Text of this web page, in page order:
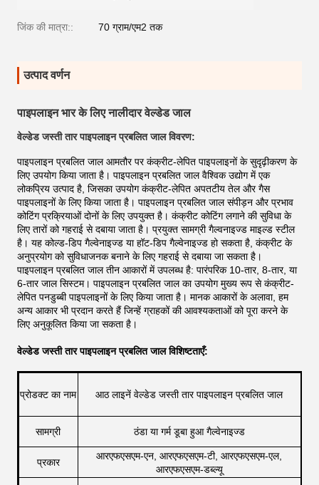
जिंक की मात्रा:: 70 ग्राम/एम2 तक
उत्पाद वर्णन
पाइपलाइन भार के लिए नालीदार वेल्डेड जाल
वेल्डेड जस्ती तार पाइपलाइन प्रबलित जाल विवरण:
पाइपलाइन प्रबलित जाल आमतौर पर कंक्रीट-लेपित पाइपलाइनों के सुदृढ़ीकरण के
लिए उपयोग किया जाता है। पाइपलाइन प्रबलित जाल वैश्विक उद्योग में एक
लोकप्रिय उत्पाद है, जिसका उपयोग कंक्रीट-लेपित अपतटीय तेल और गैस
पाइपलाइनों के लिए किया जाता है। पाइपलाइन प्रबलित जाल संपीड़न और प्रभाव
कोटिंग प्रक्रियाओं दोनों के लिए उपयुक्त है। कंक्रीट कोटिंग लगाने की सुविधा के
लिए तारों को गहराई से दबाया जाता है। प्रयुक्त सामग्री गैल्वनाइज्ड माइल्ड स्टील
है। यह कोल्ड-डिप गैल्वेनाइज्ड या हॉट-डिप गैल्वेनाइज्ड हो सकता है, कंक्रीट के
अनुप्रयोग को सुविधाजनक बनाने के लिए गहराई से दबाया जा सकता है।
पाइपलाइन प्रबलित जाल तीन आकारों में उपलब्ध है: पारंपरिक 10-तार, 8-तार, या
6-तार जाल सिस्टम। पाइपलाइन प्रबलित जाल का उपयोग मुख्य रूप से कंक्रीट-
लेपित पनडुब्बी पाइपलाइनों के लिए किया जाता है। मानक आकारों के अलावा, हम
अन्य आकार भी प्रदान करते हैं जिन्हें ग्राहकों की आवश्यकताओं को पूरा करने के
लिए अनुकूलित किया जा सकता है।
वेल्डेड जस्ती तार पाइपलाइन प्रबलित जाल विशिष्टताएँ:
प्रोडक्ट का नाम आठ लाइनें वेल्डेड जस्ती तार पाइपलाइन प्रबलित जाल
सामग्री ठंडा या गर्म डूबा हुआ गैल्वेनाइज्ड
प्रकार
आरएफएसएम-एन, आरएफएसएम-टी, आरएफएसएम-एल,
आरएफएसएम-डब्ल्यू